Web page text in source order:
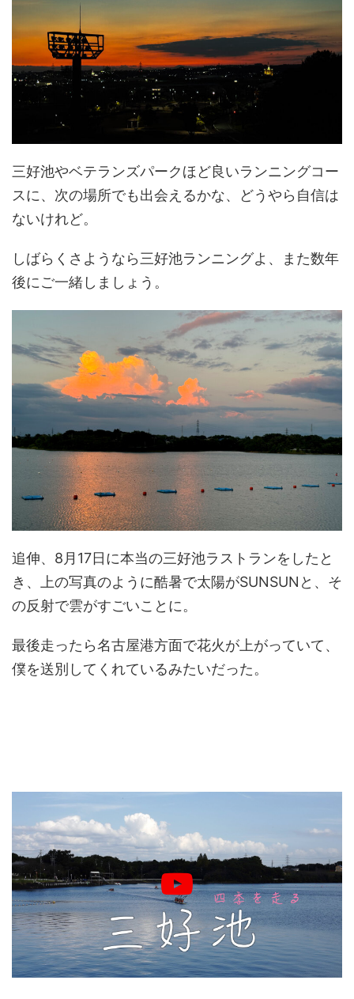
三好池やベテランズパークほど良いランニングコー
スに、次の場所でも出会えるかな、どうやら自信は
ないけれど。
しばらくさようなら三好池ランニングよ、また数年
後にご一緒しましょう。
追伸、8月17日に本当の三好池ラストランをしたと
き、上の写真のように酷暑で太陽がSUNSUNと、そ
の反射で雲がすごいことに。
最後走ったら名古屋港方面で花火が上がっていて、
僕を送別してくれているみたいだった。